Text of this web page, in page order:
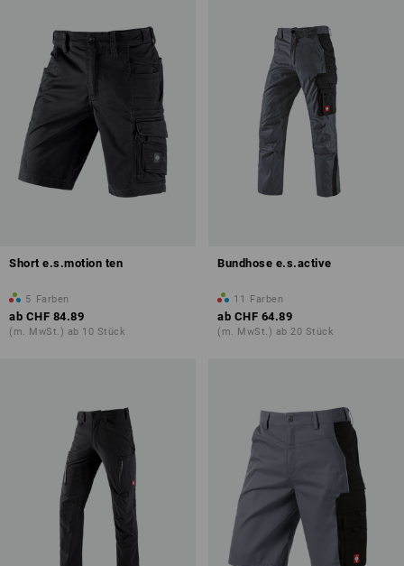
Short e.s.motion ten
5 Farben
ab CHF 84.89
(m. MwSt.) ab 10 Stück
Bundhose e.s.active
11 Farben
ab CHF 64.89
(m. MwSt.) ab 20 Stück